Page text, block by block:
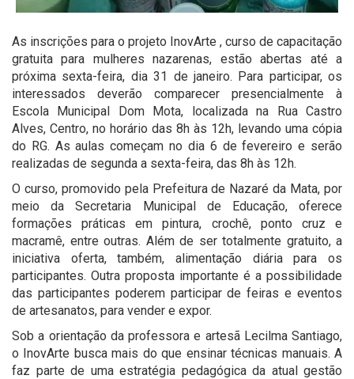
As inscrições para o projeto InovArte , curso de capacitação
gratuita para mulheres nazarenas, estão abertas até a
próxima sexta-feira, dia 31 de janeiro. Para participar, os
interessados deverão comparecer presencialmente à
Escola Municipal Dom Mota, localizada na Rua Castro
Alves, Centro, no horário das 8h às 12h, levando uma cópia
do RG. As aulas começam no dia 6 de fevereiro e serão
realizadas de segunda a sexta-feira, das 8h às 12h.
O curso, promovido pela Prefeitura de Nazaré da Mata, por
meio da Secretaria Municipal de Educação, oferece
formações práticas em pintura, crochê, ponto cruz e
macramê, entre outras. Além de ser totalmente gratuito, a
iniciativa oferta, também, alimentação diária para os
participantes. Outra proposta importante é a possibilidade
das participantes poderem participar de feiras e eventos
de artesanatos, para vender e expor.
Sob a orientação da professora e artesã Lecilma Santiago,
o InovArte busca mais do que ensinar técnicas manuais. A
faz parte de uma estratégia pedagógica da atual gestão